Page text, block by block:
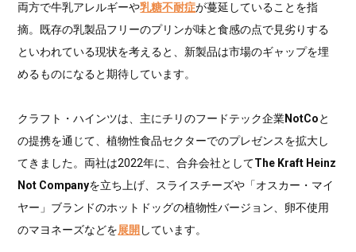
両方で牛乳アレルギーや乳糖不耐症が蔓延していることを指
摘。既存の乳製品フリーのプリンが味と食感の点で見劣りする
といわれている現状を考えると、新製品は市場のギャップを埋
めるものになると期待しています。
クラフト・ハインツは、主にチリのフードテック企業NotCoと
の提携を通じて、植物性食品セクターでのプレゼンスを拡大し
てきました。両社は2022年に、合弁会社としてThe Kraft Heinz
Not Companyを立ち上げ、スライスチーズや「オスカー・マイ
ヤー」ブランドのホットドッグの植物性バージョン、卵不使用
のマヨネーズなどを展開 しています。